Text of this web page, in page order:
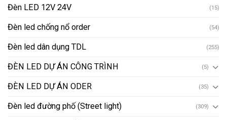
Đèn LED 12V 24V (15)
Đèn led chống nổ order (54)
Đèn led dân dụng TDL (255)
ĐÈN LED DỰ ÁN CÔNG TRÌNH (5)
ĐÈN LED DỰ ÁN ODER (35)
Đèn led đường phố (Street light) (309)